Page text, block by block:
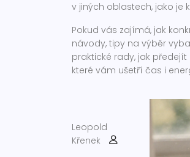
v jiných oblastech, jako je
Pokud vás zajímá, jak
návody, tipy na výběr
praktické rady, jak
které vám ušetří čas i
Leopold
Křenek